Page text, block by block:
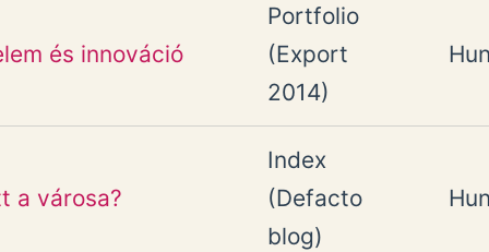
és innováció
Portfolio
(Export
2014)
a városa?
Index
(Defacto
blog)